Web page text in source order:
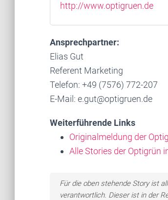
http://www.optigruen.de
Ansprechpartner:
Elias Gut
Referent Marketing
Telefon: +49 (7576) 772-207
E-Mail: e.gut@optigruen.de
Weiterführende Links
Originalmeldung der
Alle Stories der Optigrün
Für die oben stehende Story ist
verantwortlich. Dieser ist in der